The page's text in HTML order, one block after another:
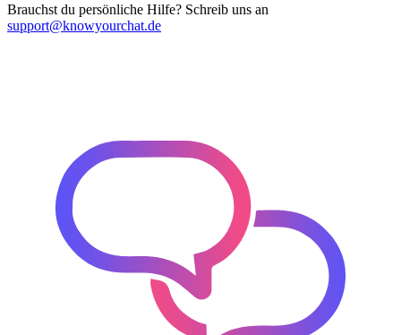
Brauchst du persönliche Hilfe? Schreib uns an
support@knowyourchat.de